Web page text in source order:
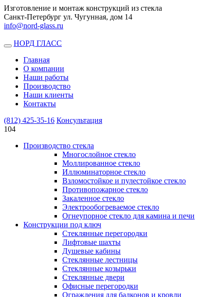
Изготовление и монтаж конструкций из стекла
Санкт-Петербург ул. Чугунная, дом 14
info@nord-glass.ru
Toggle
navigation
НОРД ГЛАСС
Главная
О компании
Наши работы
Производство
Наши клиенты
Контакты
(812) 425-35-16 Консультация
104
Производство стекла
Многослойное стекло
Моллированное стекло
Иллюминаторное стекло
Взломостойкое и пулестойкое стекло
Противопожарное стекло
Закаленное стекло
Электрообогреваемое стекло
Огнеупорное стекло для камина и печи
Конструкции под ключ
Стеклянные перегородки
Лифтовые шахты
Душевые кабины
Cтеклянные лестницы
Cтеклянные козырьки
Cтеклянные двери
Офисные перегородки
Ограждения для балконов и кровли